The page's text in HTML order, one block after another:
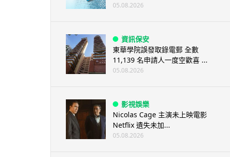
05.08.2026
資訊保安
東華學院誤發取錄電郵 全數
11,139 名申請人一度空歡喜 ...
05.08.2026
影視娛樂
Nicolas Cage 主演未上映電影
Netflix 遺失未加...
05.08.2026